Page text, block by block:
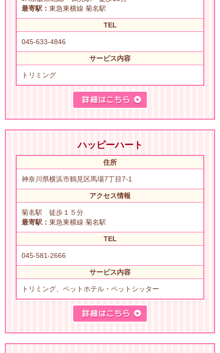
最寄駅： 東急東横線 菊名駅
TEL
045-633-4846
サービス内容
トリミング
ハッピーハート
住所
神奈川県横浜市鶴見区馬場7丁目7-1
アクセス情報
菊名駅 徒歩１５分
最寄駅： 東急東横線 菊名駅
TEL
045-581-2666
サービス内容
トリミング、ペットホテル・ペットシッター